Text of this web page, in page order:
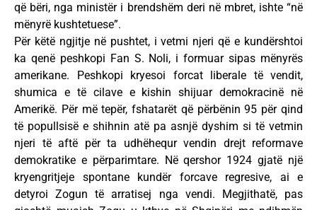
që bëri, nga ministër i brendshëm deri në mbret, ishte “në
mënyrë kushtetuese”.
Për këtë ngjitje në pushtet, i vetmi njeri që e kundërshtoi
ka qenë peshkopi Fan S. Noli, i formuar sipas mënyrës
amerikane. Peshkopi kryesoi forcat liberale të vendit,
shumica e të cilave e kishin shijuar demokracinë në
Amerikë. Për më tepër, fshatarët që përbënin 95 për qind
të popullsisë e shihnin atë pa asnjë dyshim si të vetmin
njeri të aftë për ta udhëhequr vendin drejt reformave
demokratike e përparimtare. Në qershor 1924 gjatë një
kryengritjeje spontane kundër forcave regresive, ai e
detyroi Zogun të arratisej nga vendi. Megjithatë, pas